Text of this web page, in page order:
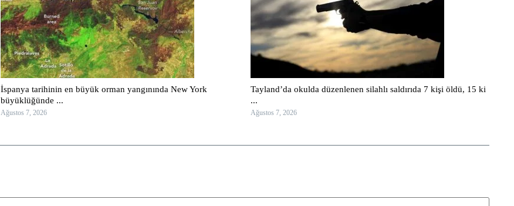
İspanya tarihinin en büyük orman yangınında New York
büyüklüğünde ...
Ağustos 7, 2026
Tayland’da okulda düzenlenen silahlı saldırıda 7 kişi öldü, 15 ki
...
Ağustos 7, 2026